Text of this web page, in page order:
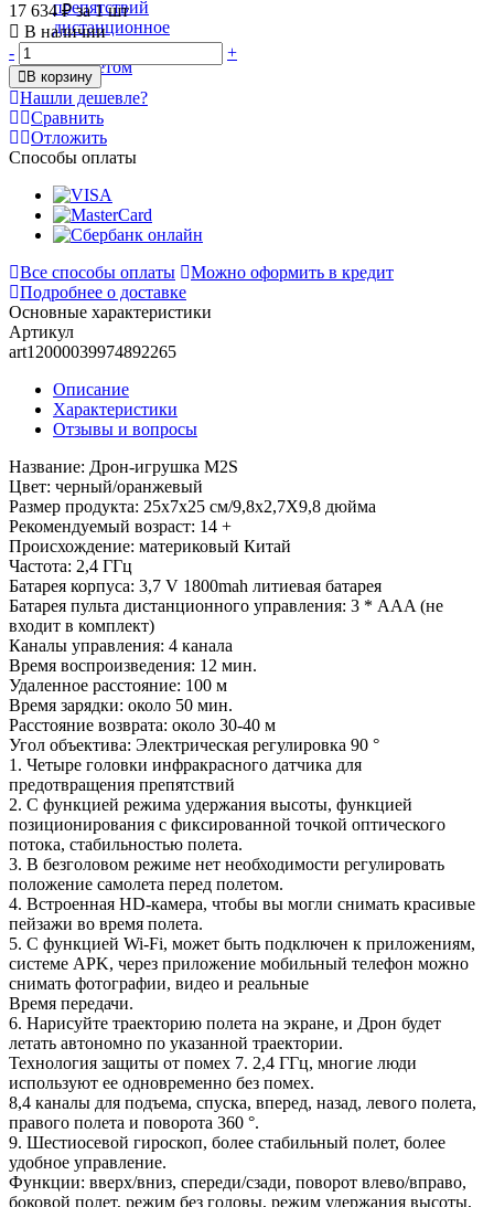
17 634 ₽за 1 шт
В наличии
-
+
В корзину
Нашли дешевле?
Сравнить
Отложить
Способы оплаты
Все способы оплаты
Можно оформить в кредит
Подробнее о доставке
Основные характеристики
Артикул
art12000039974892265
Описание
Характеристики
Отзывы и вопросы
Название: Дрон-игрушка M2S
Цвет: черный/оранжевый
Размер продукта: 25x7x25 см/9,8x2,7X9,8 дюйма
Рекомендуемый возраст: 14 +
Происхождение: материковый Китай
Частота: 2,4 ГГц
Батарея корпуса: 3,7 V 1800mah литиевая батарея
Батарея пульта дистанционного управления: 3 * AAA (не
входит в комплект)
Каналы управления: 4 канала
Время воспроизведения: 12 мин.
Удаленное расстояние: 100 м
Время зарядки: около 50 мин.
Расстояние возврата: около 30-40 м
Угол объектива: Электрическая регулировка 90 °
1. Четыре головки инфракрасного датчика для
предотвращения препятствий
2. С функцией режима удержания высоты, функцией
позиционирования с фиксированной точкой оптического
потока, стабильностью полета.
3. В безголовом режиме нет необходимости регулировать
положение самолета перед полетом.
4. Встроенная HD-камера, чтобы вы могли снимать красивые
пейзажи во время полета.
5. С функцией Wi-Fi, может быть подключен к приложениям,
системе APK, через приложение мобильный телефон можно
снимать фотографии, видео и реальные
Время передачи.
6. Нарисуйте траекторию полета на экране, и Дрон будет
летать автономно по указанной траектории.
Технология защиты от помех 7. 2,4 ГГц, многие люди
используют ее одновременно без помех.
8,4 каналы для подъема, спуска, вперед, назад, левого полета,
правого полета и поворота 360 °.
9. Шестиосевой гироскоп, более стабильный полет, более
удобное управление.
Функции: вверх/вниз, спереди/сзади, поворот влево/вправо,
боковой полет, режим без головы, режим удержания высоты,